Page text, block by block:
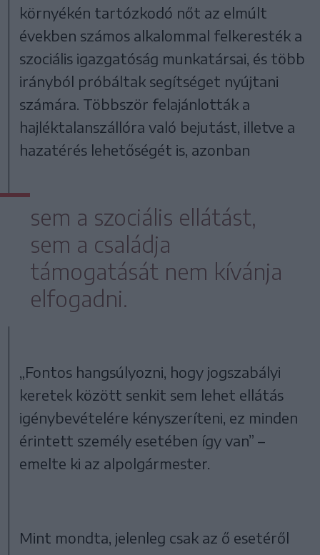
környékén tartózkodó nőt az elmúlt
években számos alkalommal felkeresték a
szociális igazgatóság munkatársai, és több
irányból próbáltak segítséget nyújtani
számára. Többször felajánlották a
hajléktalanszállóra való bejutást, illetve a
hazatérés lehetőségét is, azonban
sem a szociális ellátást,
sem a családja
támogatását nem kívánja
elfogadni.
„Fontos hangsúlyozni, hogy jogszabályi
keretek között senkit sem lehet ellátás
igénybevételére kényszeríteni, ez minden
érintett személy esetében így van” –
emelte ki az alpolgármester.
Mint mondta, jelenleg csak az ő esetéről